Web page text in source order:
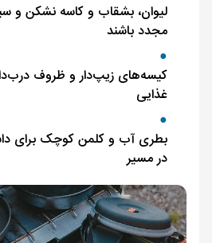
لیوان، بشقاب و کاسه نشکن و
مجدد باشند
کیسه‌های زیپ‌دار و ظروف
غذایی
بطری آب و کلمن کوچک برای
در مسیر